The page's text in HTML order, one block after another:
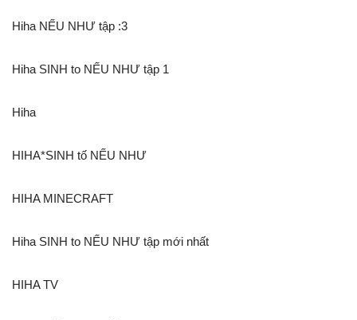
Hiha NẾU NHƯ tập :3
Hiha SINH to NẾU NHƯ tập 1
Hiha
HIHA*SINH tố NẾU NHƯ
HIHA MINECRAFT
Hiha SINH to NẾU NHƯ tập mới nhất
HIHA TV